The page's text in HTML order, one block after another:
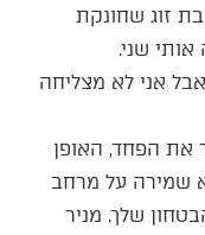
זוג שחונקת
שני.
אני לא מצליחה
את הפחד, האופן
שמירה על מרחב
שלך. מניר